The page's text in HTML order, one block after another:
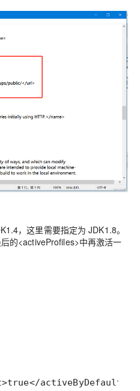
，这里需要指定为 JDK1.8。
的<activeProfiles>中再激活一